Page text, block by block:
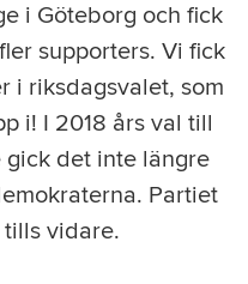
i Göteborg och fick
supporters. Vi fick
i riksdagsvalet, som
i! I 2018 års val till
det inte längre
Partiet
vidare.